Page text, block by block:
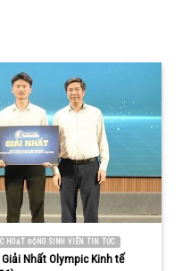
HOẠT ĐỘNG SINH VIÊN TIN TỨC
Nhất Olympic Kinh tế